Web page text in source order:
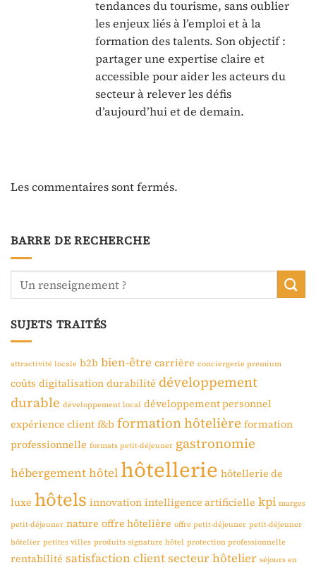
tendances du tourisme, sans oublier
les enjeux liés à l’emploi et à la
formation des talents. Son objectif :
partager une expertise claire et
accessible pour aider les acteurs du
secteur à relever les défis
d’aujourd’hui et de demain.
Les commentaires sont fermés.
BARRE DE RECHERCHE
SUJETS TRAITÉS
attractivité locale b2b bien-être carrière conciergerie premium
coûts digitalisation durabilité développement
durable développement local développement personnel
expérience client f&b formation hôtelière formation
professionnelle formats petit-déjeuner gastronomie
hébergementhôtel hôtellerie hôtellerie de
luxe hôtels innovation intelligence artificielle kpi marges
petit-déjeuner nature offre hôtelière offre petit-déjeuner petit-déjeuner
hôtelier petites villes produits signature hôtel protection professionnelle
rentabilité satisfaction clientsecteur hôtelier séjours en